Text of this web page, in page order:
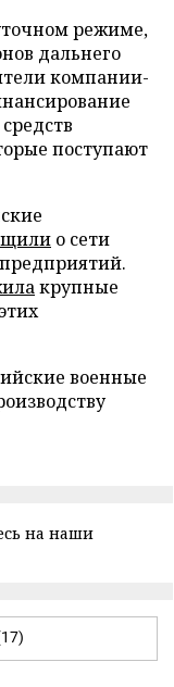
режиме,
дальнего
компании-
поступают
о сети
крупные
военные
на наши